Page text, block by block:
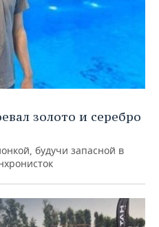
золото и серебро
будучи запасной в